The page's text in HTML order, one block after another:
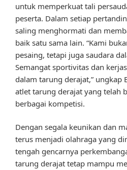
untuk memperkuat tali
peserta. Dalam setiap
saling menghormati dan
baik satu sama lain. “Kami
pesaing, tetapi juga saudara
Semangat sportivitas dan
dalam tarung derajat,” ungkap
atlet tarung derajat yang telah
berbagai kompetisi.
Dengan segala keunikan dan
terus menjadi olahraga yang
tengah gencarnya
tarung derajat tetap mampu